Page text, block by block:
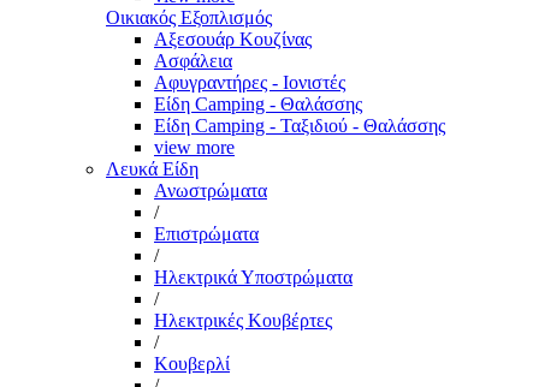
Οικιακός Εξοπλισμός
Αξεσουάρ Κουζίνας
Ασφάλεια
Αφυγραντήρες - Ιονιστές
Είδη Camping - Θαλάσσης
Είδη Camping - Ταξιδιού - Θαλάσσης
view more
Λευκά Είδη
Ανωστρώματα
/
Επιστρώματα
/
Ηλεκτρικά Υποστρώματα
/
Ηλεκτρικές Κουβέρτες
/
Κουβερλί